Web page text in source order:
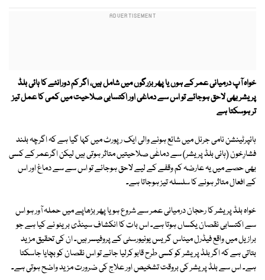
خواہ آپ درمیانی عمر کے ہوں یا پھر بزرگوں میں شامل ہیں، اگر کم دورانئے کا ہائی بلڈ
پریشر بھی لاحق ہوجائے تو اس سے دماغی اور اکتسابی صلاحیت میں کمی کا عمل تیز
تر ہوسکتا ہے
ہائپرٹینشن نامی جرنل میں شائع ہونے والی ایک رپورٹ میں کہا گیا ہے کہ اگرچہ بلند
فشارِخون (ہائی بلڈ پریشر) سے دماغٰی صلاحیتیں متاثر ہوتی ہیں لیکن اگرعمر کے کسی
بھی حصے میں یہ عارضہ کم وقفے کے لیے لاحق ہوجائے تو اس سے سے دماغ اور اس
کے افعال متاثر ہونے کا سلسلہ تیز ہوجاتا ہے۔
خواہ بلڈ پریشر کا رحجان درمیانی عمر سے شروع ہو یا پھر بڑھاپے میں حملہ آور ہو اس
سے اکتسابی نقصان یکساں ہوتا ہے۔ اس بات کا انکشاف سینڈی بریٹو نے کیا ہے جو
برازیل میں واقع فیڈرل میناس گریس یونیورسٹی کے پروفیسر ہیں۔ ان کی تحقیق مزید
بتاتی ہے کہ اگر بلڈ پریشر کو کسی طرح قابو کرلیا جائے تو اس نقصان کو بچایا جاسکتا
ہے۔ اس سے بلڈ پریشر کی بروقت تشخیص اور علاج کی ضرورت مزید واضح ہوتی ہے۔